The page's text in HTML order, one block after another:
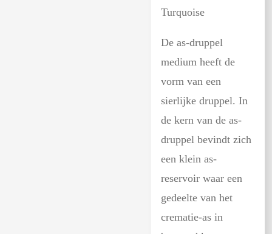
Turquoise
De as-druppel
medium heeft de
vorm van een
sierlijke druppel. In
de kern van de as-
druppel bevindt zich
een klein as-
reservoir waar een
gedeelte van het
crematie-as in